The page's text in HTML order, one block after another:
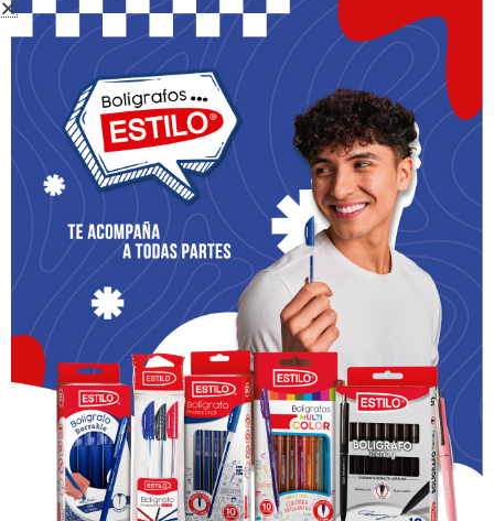
monte Tabor en presencia
de sus discípulos: Pedro,
Santiago y Juan.
¿Qué pasó cuando Jesús
se transfiguró?La
santidad de Jesús está
simbolizada por la luz: “Su
rostro brillaba como el sol
y sus vestidos se
volvieron
resplandecientes, muy
blancos” (Marcos 9: 3). En
otras palabras, Jesús se
veía radiante,
resplandeciente y su
rostro emitía una luz
diversa e inefable. Moisés
y Elías estaban hablando
con Él, y cuando Pedro,
Escuchar como Abrazar al
Otro de Martin Buber, nos
convertimos en uno con
Dios y con todas Sus
criaturas.
Moisés simbolizaba la Ley
y la Alianza, mientras que
Elías simbolizaba a los
Profetas. Moisés y Elías le
aseguran a Jesús que
tiene que cumplir la ley y la
profecía. Jesús
necesitaba esta
seguridad porque era un
hombre como nosotros
en todos los aspectos
excepto en el pecado.
Cuando obedecemos la
Ley y la Alianza de Dios y